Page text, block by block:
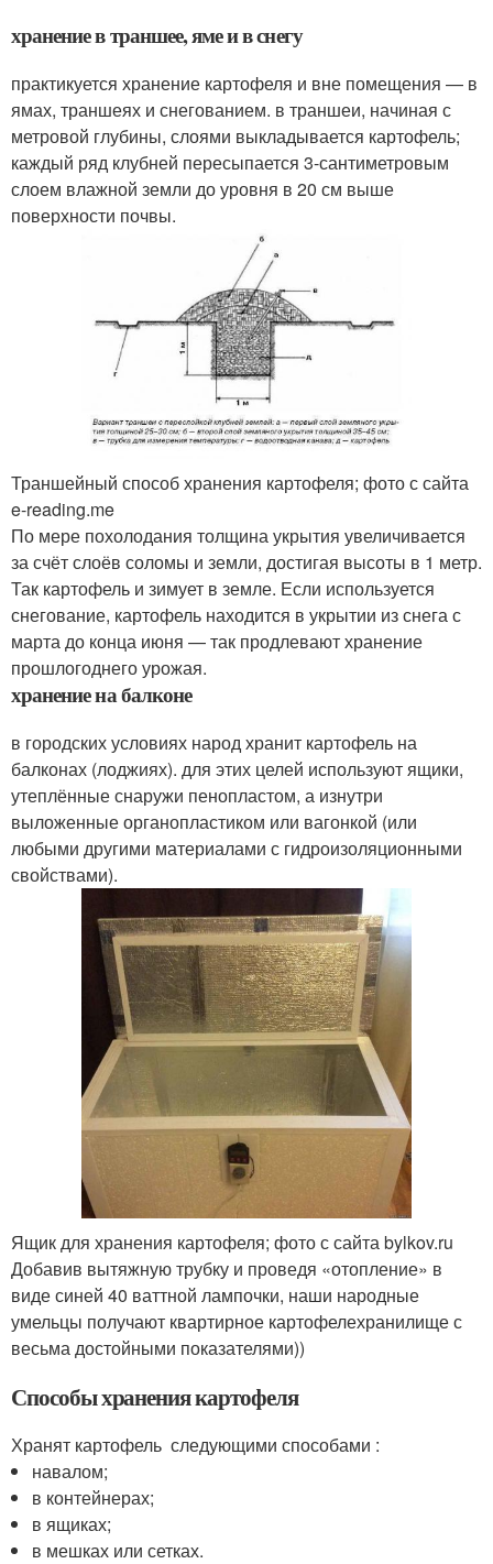
хранение в траншее, яме и в снегу
практикуется хранение картофеля и вне помещения — в
ямах, траншеях и снегованием. в траншеи, начиная с
метровой глубины, слоями выкладывается картофель;
каждый ряд клубней пересыпается 3-сантиметровым
слоем влажной земли до уровня в 20 см выше
поверхности почвы.
Траншейный способ хранения картофеля; фото с сайта
e-reading.me
По мере похолодания толщина укрытия увеличивается
за счёт слоёв соломы и земли, достигая высоты в 1 метр.
Так картофель и зимует в земле. Если используется
снегование, картофель находится в укрытии из снега с
марта до конца июня — так продлевают хранение
прошлогоднего урожая.
хранение на балконе
в городских условиях народ хранит картофель на
балконах (лоджиях). для этих целей используют ящики,
утеплённые снаружи пенопластом, а изнутри
выложенные органопластиком или вагонкой (или
любыми другими материалами с гидроизоляционными
свойствами).
Ящик для хранения картофеля; фото с сайта bylkov.ru
Добавив вытяжную трубку и проведя «отопление» в
виде синей 40 ваттной лампочки, наши народные
умельцы получают квартирное картофелехранилище с
весьма достойными показателями))
Способы хранения картофеля
Хранят картофель следующими способами :
навалом;
в контейнерах;
в ящиках;
в мешках или сетках.